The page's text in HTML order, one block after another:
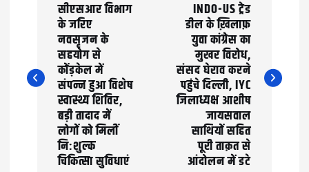
t
n
सीएसआर विभाग
के जरिए
नवसृजन के
सहयोग से
कोंड़केल में
संपन्न हुआ विशेष
स्वास्थ्य शिविर,
बड़ी तादाद में
लोगों को मिलीं
नि:शुल्क
चिकित्सा सुविधाएं
INDO-US ट्रेड
डील के ख़िलाफ़
युवा कांग्रेस का
मुखर विरोध,
संसद घेराव करने
पहुंचे दिल्ली, IYC
जिलाध्यक्ष आशीष
जायसवाल
साथियों सहित
पूरी ताक़त से
आंदोलन में डटे